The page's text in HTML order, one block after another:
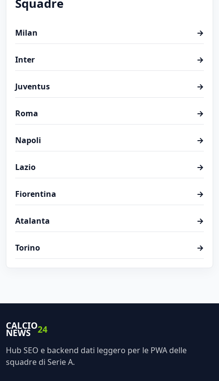
Squadre
Milan →
Inter →
Juventus →
Roma →
Napoli →
Lazio →
Fiorentina →
Atalanta →
Torino →
CALCIO
NEWS 24
Hub SEO e backend dati leggero per le PWA delle
squadre di Serie A.